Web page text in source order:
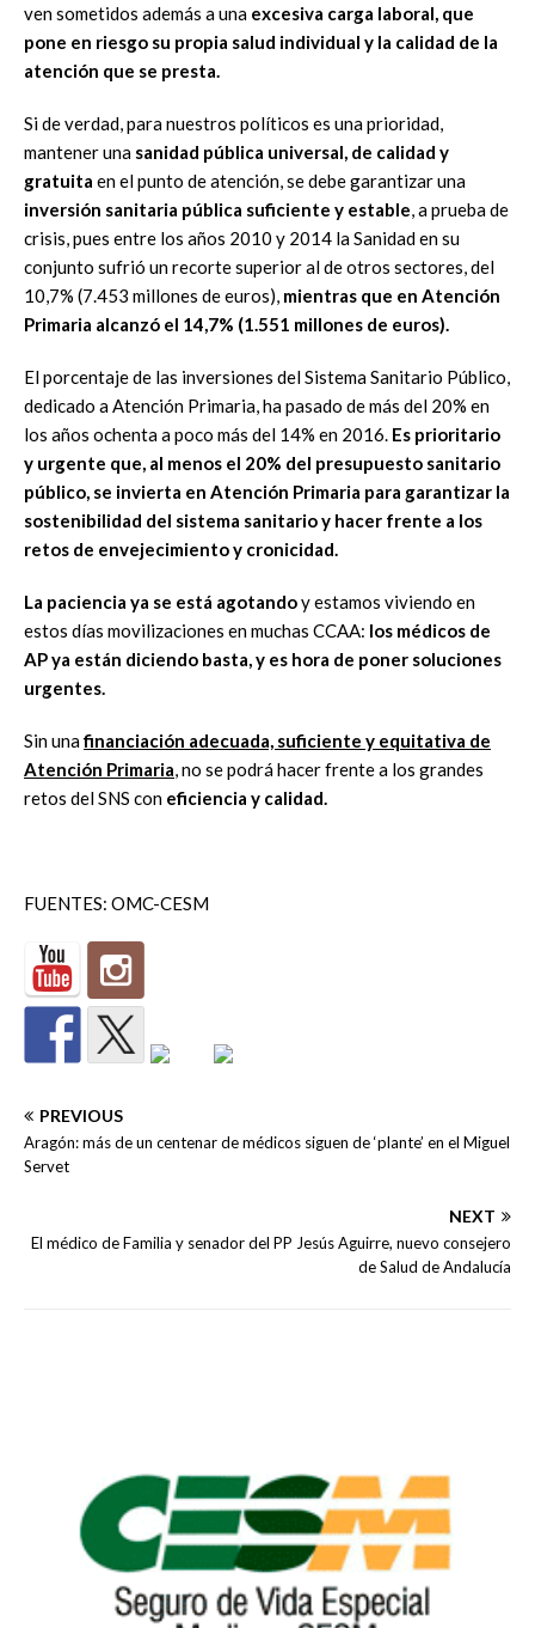
ven sometidos además a una excesiva carga laboral, que
pone en riesgo su propia salud individual y la calidad de la
atención que se presta.
Si de verdad, para nuestros políticos es una prioridad,
mantener una sanidad pública universal, de calidad y
gratuita en el punto de atención, se debe garantizar una
inversión sanitaria pública suficiente y estable, a prueba de
crisis, pues entre los años 2010 y 2014 la Sanidad en su
conjunto sufrió un recorte superior al de otros sectores, del
10,7% (7.453 millones de euros), mientras que en Atención
Primaria alcanzó el 14,7% (1.551 millones de euros).
El porcentaje de las inversiones del Sistema Sanitario Público,
dedicado a Atención Primaria, ha pasado de más del 20% en
los años ochenta a poco más del 14% en 2016. Es prioritario
y urgente que, al menos el 20% del presupuesto sanitario
público, se invierta en Atención Primaria para garantizar la
sostenibilidad del sistema sanitario y hacer frente a los
retos de envejecimiento y cronicidad.
La paciencia ya se está agotandoy estamos viviendo en
estos días movilizaciones en muchas CCAA: los médicos de
AP ya están diciendo basta, y es hora de poner soluciones
urgentes.
Sin unafinanciación adecuada, suficiente y equitativa de
Atención Primaria, no se podrá hacer frente a los grandes
retos del SNS con eficiencia y calidad.
FUENTES: OMC-CESM
PREVIOUS
Aragón: más de un centenar de médicos siguen de ‘plante’ en el Miguel
Servet
NEXT
El médico de Familia y senador del PP Jesús Aguirre, nuevo consejero
de Salud de Andalucía